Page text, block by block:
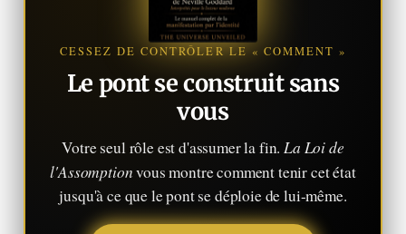
CESSEZ DE CONTRÔLER LE « COMMENT »
Le pont se construit sans
vous
Votre seul rôle est d'assumer la fin.La Loi de
l'Assomptionvous montre comment tenir cet état
jusqu'à ce que le pont se déploie de lui-même.